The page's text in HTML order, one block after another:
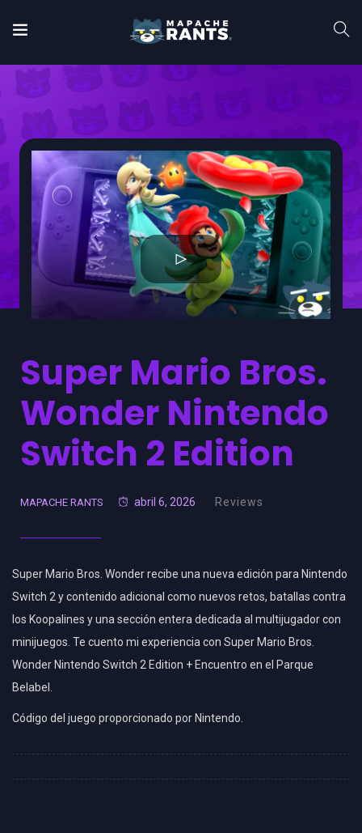
Super Mario Bros.
Wonder Nintendo
Switch 2 Edition
MAPACHE RANTS abril 6, 2026 Reviews
Super Mario Bros. Wonder recibe una nueva edición para Nintendo
Switch 2 y contenido adicional como nuevos retos, batallas contra
los Koopalines y una sección entera dedicada al multijugador con
minijuegos. Te cuento mi experiencia con Super Mario Bros.
Wonder Nintendo Switch 2 Edition + Encuentro en el Parque
Belabel.
Código del juego proporcionado por Nintendo.